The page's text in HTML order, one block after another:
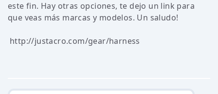
este fin. Hay otras opciones, te dejo un link para
que veas más marcas y modelos. Un saludo!
http://justacro.com/gear/harness